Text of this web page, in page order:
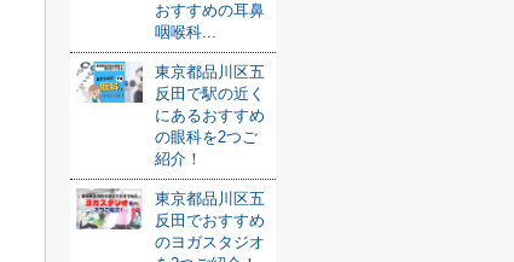
おすすめの耳鼻
咽喉科...
東京都品川区五
反田で駅の近く
にあるおすすめ
の眼科を2つご
紹介！
東京都品川区五
反田でおすすめ
のヨガスタジオ